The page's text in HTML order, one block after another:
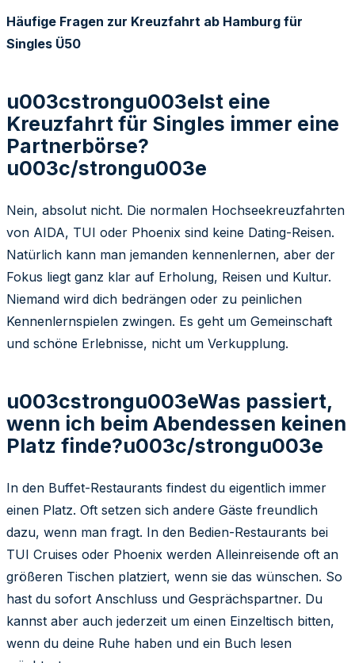
Häufige Fragen zur Kreuzfahrt ab Hamburg für
Singles Ü50
u003cstrongu003eIst eine
Kreuzfahrt für Singles immer eine
Partnerbörse?
u003c/strongu003e
Nein, absolut nicht. Die normalen Hochseekreuzfahrten
von AIDA, TUI oder Phoenix sind keine Dating-Reisen.
Natürlich kann man jemanden kennenlernen, aber der
Fokus liegt ganz klar auf Erholung, Reisen und Kultur.
Niemand wird dich bedrängen oder zu peinlichen
Kennenlernspielen zwingen. Es geht um Gemeinschaft
und schöne Erlebnisse, nicht um Verkupplung.
u003cstrongu003eWas passiert,
wenn ich beim Abendessen keinen
Platz finde?u003c/strongu003e
In den Buffet-Restaurants findest du eigentlich immer
einen Platz. Oft setzen sich andere Gäste freundlich
dazu, wenn man fragt. In den Bedien-Restaurants bei
TUI Cruises oder Phoenix werden Alleinreisende oft an
größeren Tischen platziert, wenn sie das wünschen. So
hast du sofort Anschluss und Gesprächspartner. Du
kannst aber auch jederzeit um einen Einzeltisch bitten,
wenn du deine Ruhe haben und ein Buch lesen